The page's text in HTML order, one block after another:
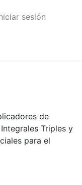
sesión
de
Triples y
para el